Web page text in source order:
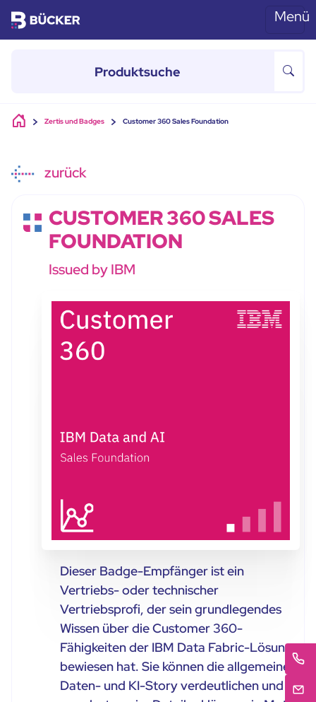
Skip to main content Menü
Zertis und Badges Customer 360 Sales Foundation
zurück
CUSTOMER 360 SALES
FOUNDATION
Issued by IBM
Dieser Badge-Empfänger ist ein
Vertriebs- oder technischer
Vertriebsprofi, der sein grundlegendes
Wissen über die Customer 360-
Fähigkeiten der IBM Data Fabric-Lösung
bewiesen hat. Sie können die allgemeine
Daten- und KI-Story verdeutlichen und